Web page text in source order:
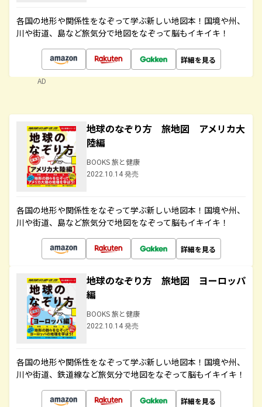
各国の地形や関係性をなぞって学ぶ新しい地図本！国境や州、
川や街道、島など旅気分で地図をなぞって脳もイキイキ！
詳細を見る
AD
地球のなぞり方 旅地図 アメリカ大
陸編
BOOKS 旅と健康
2022.10.14 発売
各国の地形や関係性をなぞって学ぶ新しい地図本！国境や州、
川や街道、島など旅気分で地図をなぞって脳もイキイキ！
詳細を見る
地球のなぞり方 旅地図 ヨーロッパ
編
BOOKS 旅と健康
2022.10.14 発売
各国の地形や関係性をなぞって学ぶ新しい地図本！国境や州、
川や街道、鉄道線など旅気分で地図をなぞって脳もイキイキ！
詳細を見る